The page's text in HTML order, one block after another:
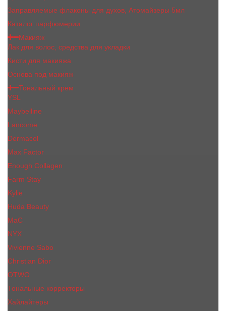
Заправляемые флаконы для духов, Атомайзеры 5мл
Каталог парфюмерии
Макияж
Лак для волос, средства для укладки
Кисти для макияжа
Основа под макияж
Тональный крем
YSL
Maybelline
Lancome
Dermacol
Max Factor
Enough Collagen
Farm Stay
Kylie
Huda Beauty
МаС
NYX
Vivienne Sabo
Сhristiаn Diоr
OTWO
Тональные корректоры
Хайлайтеры